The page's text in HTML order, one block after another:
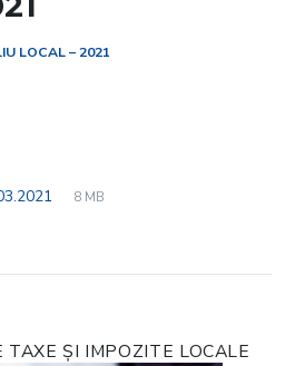
LOCAL – 2021
File
pdf
File
8 MB
ȘI IMPOZITE LOCALE